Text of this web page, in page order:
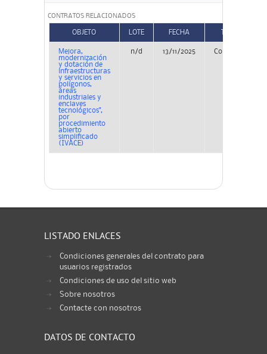
CONTRATOS RELACIONADOS
OBJETO LOTE FECHA
Mejora,
modernización
y dotación de
infraestructuras
y servicios en
polígonos,
áreas
industriales y
enclaves
tecnológicos",
por
procedimiento
abierto
simplificado
(IVACE)
n/d 13/11/2025 Concurso
LISTADO ENLACES
Condiciones generales del contrato para
usuarios registrados
Condiciones de uso del sitio web
Sobre nosotros
Contacte con nosotros
DATOS DE CONTACTO